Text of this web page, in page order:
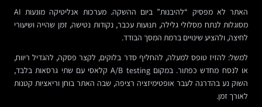
האתר לא מפסיק “להיבנות” ביום ההשקה. מערכות אנליטיקה מונעות AI
מסוגלות לנתח מסלולי גלילה, תנועות עכבר, נקודות נטישה, זמן שהייה ושיעורי
לחיצה, ולהציע שינויים ברמת המסך הבודד.
למשל: להזיז טופס למעלה, להחליף סדר בלוקים, לקצר פסקה, להגדיל ריווח,
או לנסח מחדש כפתור. במקום A/B testing קלאסי עם שתי גרסאות בלבד,
השוק נע בהדרגה לעבר אופטימיזציה רציפה, שבה האתר בוחן וריאציות קטנות
לאורך זמן.